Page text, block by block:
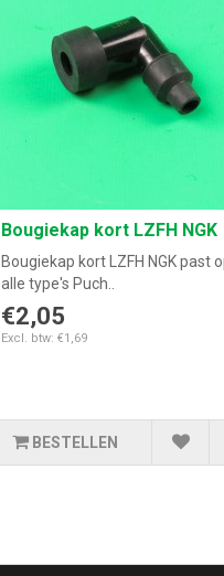
Bougiekap kort LZFH NGK
Bougiekap kort LZFH NGK past
alle type's Puch..
€2,05
Excl. btw: €1,69
BESTELLEN